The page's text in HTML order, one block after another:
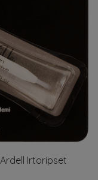
Irtoripset